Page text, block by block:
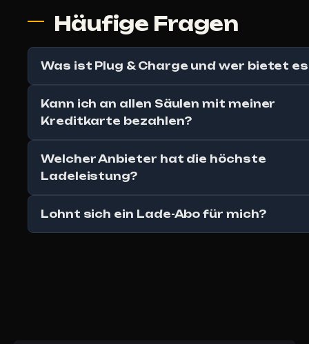
Häufige Fragen
Was ist Plug & Charge und wer bietet es
Kann ich an allen Säulen mit meiner
Kreditkarte bezahlen?
Welcher Anbieter hat die höchste
Ladeleistung?
Lohnt sich ein Lade-Abo für mich?